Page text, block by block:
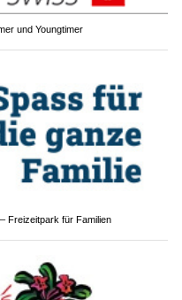
und Youngtimer
Freizeitpark für Familien